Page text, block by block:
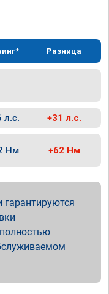
Разница
л.с. +31 л.с.
Нм +62 Нм